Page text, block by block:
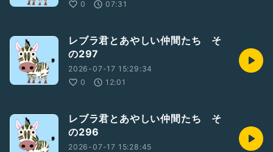
0
07:31
レブラ君とあやしい仲間たち そ
の297
2026-07-17 15:29:34
0
12:01
レブラ君とあやしい仲間たち そ
の296
2026-07-17 15:28:45